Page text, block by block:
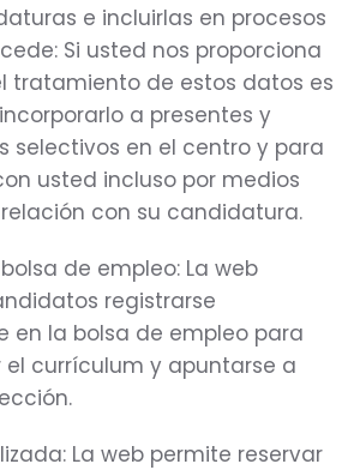
e incluirlas en procesos
Si usted nos proporciona
tratamiento de estos datos es
a presentes y
selectivos en el centro y para
usted incluso por medios
con su candidatura.
de empleo: La web
registrarse
en la bolsa de empleo para
currículum y apuntarse a
La web permite reservar